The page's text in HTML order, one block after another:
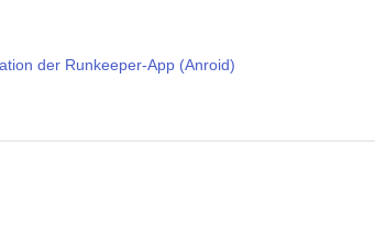
der Runkeeper-App (Anroid)